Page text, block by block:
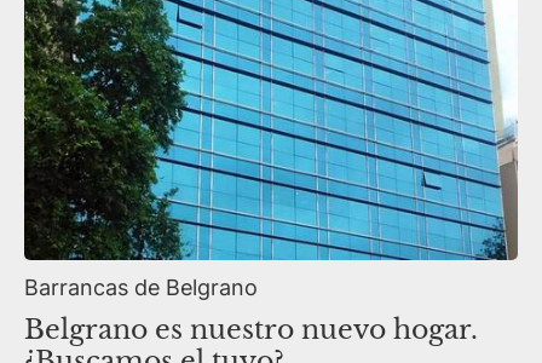
Barrancas de Belgrano
Belgrano es nuestro nuevo hogar.